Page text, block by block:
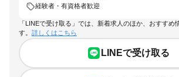
経験者・有資格者歓迎
「LINEで受け取る」では、新着求人のほか、おすすめ
す。 詳しくはこちら
LINEで受け取る